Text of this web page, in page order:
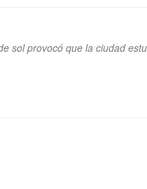
sol provocó que la ciudad